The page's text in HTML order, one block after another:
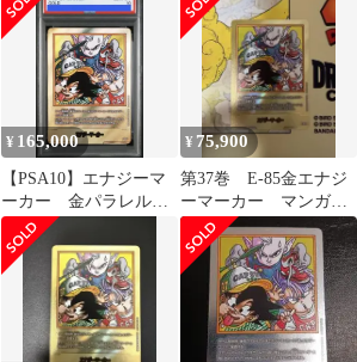
¥ 165,000
【PSA10】エナジーマ
ーカー 金パラレル
37巻 E-85 マンガブース
ター
¥ 75,900
第37巻 E-85金エナジ
ーマーカー マンガブ
ースター ドラゴンボ
ール